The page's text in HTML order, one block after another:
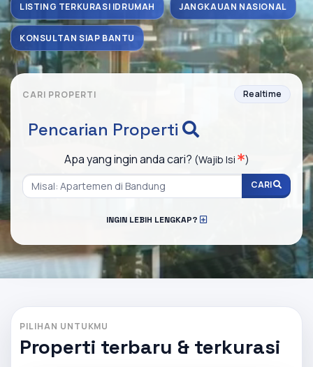
LISTING TERKURASI IDRUMAH JANGKAUAN NASIONAL
KONSULTAN SIAP BANTU
CARI PROPERTI Realtime
Pencarian Properti
Apa yang ingin anda cari? (Wajib Isi )
CARI
INGIN LEBIH LENGKAP?
PILIHAN UNTUKMU
Properti terbaru & terkurasi